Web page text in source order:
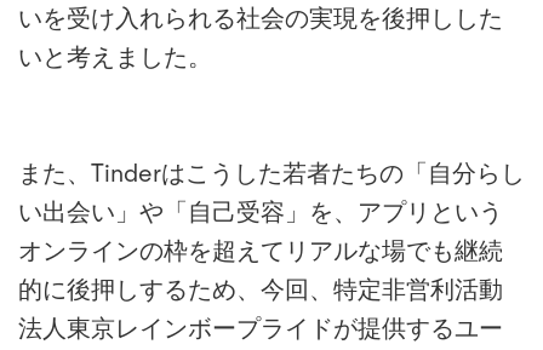
いを受け入れられる社会の実現を後押しした
いと考えました。
また、Tinderはこうした若者たちの「自分らし
い出会い」や「自己受容」を、アプリという
オンラインの枠を超えてリアルな場でも継続
的に後押しするため、今回、特定非営利活動
法人東京レインボープライドが提供するユー